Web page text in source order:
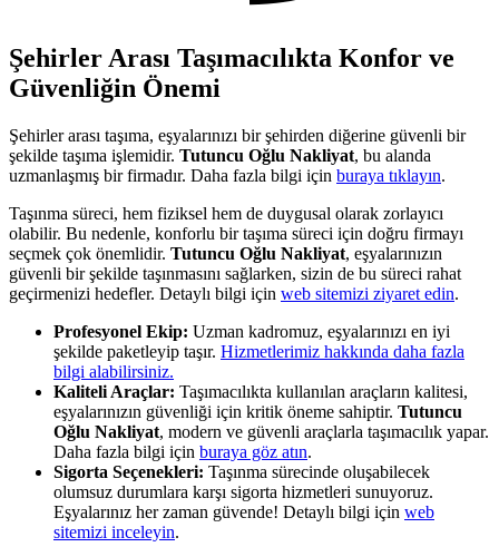
Şehirler Arası Taşımacılıkta Konfor ve
Güvenliğin Önemi
Şehirler arası taşıma, eşyalarınızı bir şehirden diğerine güvenli bir
şekilde taşıma işlemidir. Tutuncu Oğlu Nakliyat, bu alanda
uzmanlaşmış bir firmadır. Daha fazla bilgi için buraya tıklayın.
Taşınma süreci, hem fiziksel hem de duygusal olarak zorlayıcı
olabilir. Bu nedenle, konforlu bir taşıma süreci için doğru firmayı
seçmek çok önemlidir. Tutuncu Oğlu Nakliyat, eşyalarınızın
güvenli bir şekilde taşınmasını sağlarken, sizin de bu süreci rahat
geçirmenizi hedefler. Detaylı bilgi için web sitemizi ziyaret edin.
Profesyonel Ekip: Uzman kadromuz, eşyalarınızı en iyi
şekilde paketleyip taşır. Hizmetlerimiz hakkında daha fazla
bilgi alabilirsiniz.
Kaliteli Araçlar: Taşımacılıkta kullanılan araçların kalitesi,
eşyalarınızın güvenliği için kritik öneme sahiptir. Tutuncu
Oğlu Nakliyat, modern ve güvenli araçlarla taşımacılık yapar.
Daha fazla bilgi için buraya göz atın.
Sigorta Seçenekleri: Taşınma sürecinde oluşabilecek
olumsuz durumlara karşı sigorta hizmetleri sunuyoruz.
Eşyalarınız her zaman güvende! Detaylı bilgi için web
sitemizi inceleyin.